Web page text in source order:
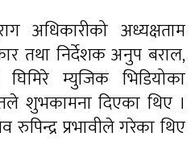
अधिकारीको अध्यक्षताम
तथा निर्देशक अनुप बराल,
म्युजिक भिडियोका
शुभकामना दिएका थिए ।
रुपिन्द्र प्रभावीले गरेका थिए